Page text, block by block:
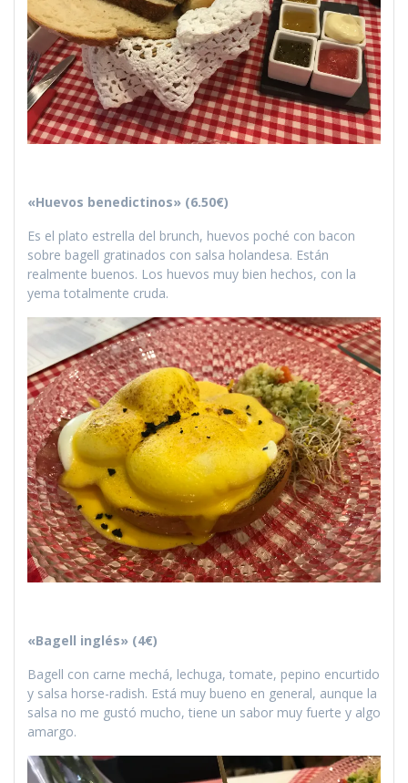
«Huevos benedictinos» (6.50€)
Es el plato estrella del brunch, huevos poché con bacon
sobre bagell gratinados con salsa holandesa. Están
realmente buenos. Los huevos muy bien hechos, con la
yema totalmente cruda.
«Bagell inglés» (4€)
Bagell con carne mechá, lechuga, tomate, pepino encurtido
y salsa horse-radish. Está muy bueno en general, aunque la
salsa no me gustó mucho, tiene un sabor muy fuerte y algo
amargo.